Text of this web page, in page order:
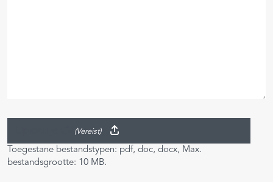
(Vereist)
Toegestane bestandstypen: pdf, doc, docx, Max.
bestandsgrootte: 10 MB.